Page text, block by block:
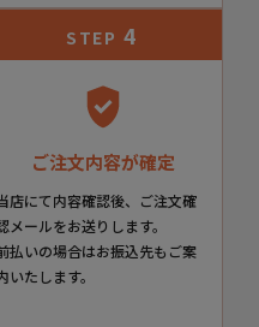
STEP 4
ご注文内容が確定
店にて内容確認後、ご注文確
メールをお送りします。
払いの場合はお振込先もご案
いたします。